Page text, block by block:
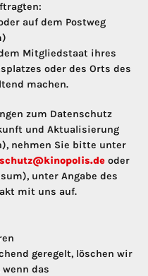
auf dem Postweg
Mitgliedstaat ihres
oder des Orts des
machen.
zum Datenschutz
und Aktualisierung
nehmen Sie bitte unter
oder
unter Angabe des
mit uns auf.
geregelt, löschen wir
wenn das